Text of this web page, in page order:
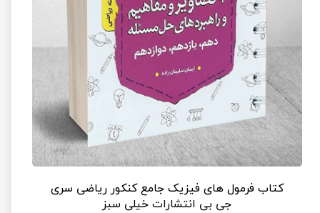
کتاب فرمول های فیزیک جامع کنکور ریاضی سری
جی بی انتشارات خیلی سبز